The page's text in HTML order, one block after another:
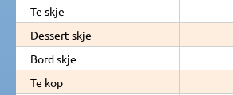
Te skje
Dessert skje
Bord skje
Te kop